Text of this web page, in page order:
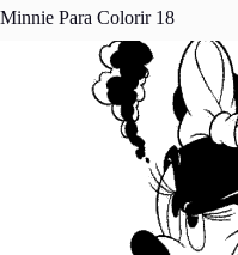
Minnie Para Colorir 18